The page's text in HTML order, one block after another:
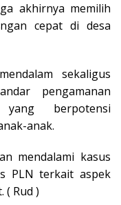
akhirnya memilih
cepat di desa
sekaligus
pengamanan
berpotensi
anak.
mendalami kasus
PLN terkait aspek
( Rud )